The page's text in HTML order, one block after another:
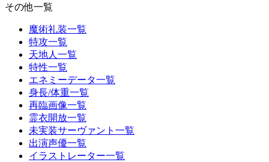
その他一覧
魔術礼装一覧
特攻一覧
天地人一覧
特性一覧
エネミーデータ一覧
身長/体重一覧
再臨画像一覧
霊衣開放一覧
未実装サーヴァント一覧
出演声優一覧
イラストレーター一覧